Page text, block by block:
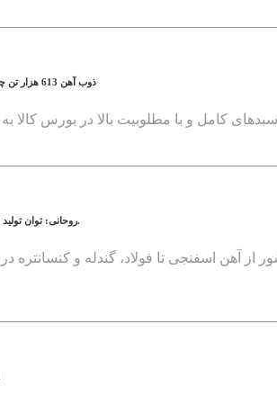
ذوب آهن 613 هزار تن چدن مذاب را در اوج تحریم ها تولید کرد
روحانی: توان تولید فولاد طی هفت سال 2برابر شده‌است.